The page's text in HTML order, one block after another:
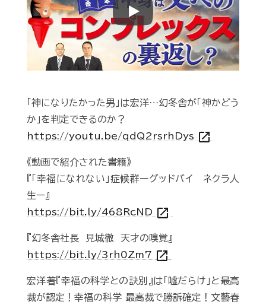
Play
「神になりたかった男」は宏洋…幻冬舎が「神かどう
か」を判定できるのか？
https://youtu.be/qdQ2rsrhDys open_in_new
《動画で紹介された書籍》
『「幸福になれない」症候群ーグッドバイ ネクラ人
生ー』
https://bit.ly/468RcND open_in_new
『幻冬舎社長 見城徹 天才の嗅覚』
https://bit.ly/3rh0Zm7 open_in_new
宏洋著『幸福の科学との訣別』は「嘘だらけ」と最高
裁が認定！幸福の科学 最高裁で勝訴確定！文藝春